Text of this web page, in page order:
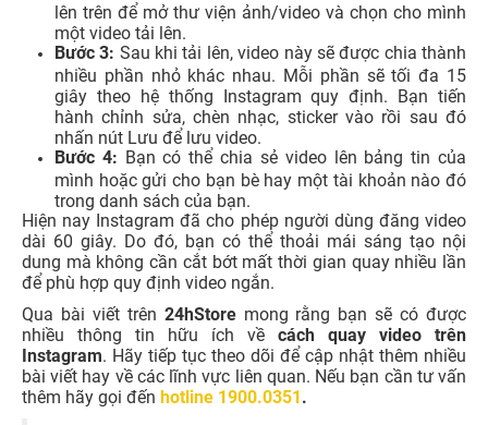
lên trên để mở thư viện ảnh/video và chọn cho mình
một video tải lên.
Bước 3: Sau khi tải lên, video này sẽ được chia thành
nhiều phần nhỏ khác nhau. Mỗi phần sẽ tối đa 15
giây theo hệ thống Instagram quy định. Bạn tiến
hành chỉnh sửa, chèn nhạc, sticker vào rồi sau đó
nhấn nút Lưu để lưu video.
Bước 4: Bạn có thể chia sẻ video lên bảng tin của
mình hoặc gửi cho bạn bè hay một tài khoản nào đó
trong danh sách của bạn.
Hiện nay Instagram đã cho phép người dùng đăng video
dài 60 giây. Do đó, bạn có thể thoải mái sáng tạo nội
dung mà không cần cắt bớt mất thời gian quay nhiều lần
để phù hợp quy định video ngắn.
Qua bài viết trên 24hStoremong rằng bạn sẽ có được
nhiều thông tin hữu ích về cách quay video trên
Instagram. Hãy tiếp tục theo dõi để cập nhật thêm nhiều
bài viết hay về các lĩnh vực liên quan. Nếu bạn cần tư vấn
thêm hãy gọi đến hotline 1900.0351.